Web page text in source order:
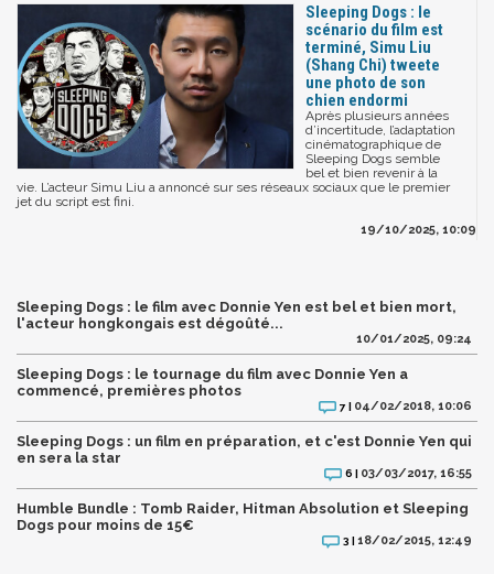
Sleeping Dogs : le
scénario du film est
terminé, Simu Liu
(Shang Chi) tweete
une photo de son
chien endormi
Après plusieurs années
d’incertitude, l’adaptation
cinématographique de
Sleeping Dogs semble
bel et bien revenir à la
vie. L’acteur Simu Liu a annoncé sur ses réseaux sociaux que le premier
jet du script est fini.
19/10/2025, 10:09
Sleeping Dogs : le film avec Donnie Yen est bel et bien mort,
l'acteur hongkongais est dégoûté...
10/01/2025, 09:24
Sleeping Dogs : le tournage du film avec Donnie Yen a
commencé, premières photos
7 | 04/02/2018, 10:06
Sleeping Dogs : un film en préparation, et c'est Donnie Yen qui
en sera la star
6 | 03/03/2017, 16:55
Humble Bundle : Tomb Raider, Hitman Absolution et Sleeping
Dogs pour moins de 15€
3 |18/02/2015, 12:49